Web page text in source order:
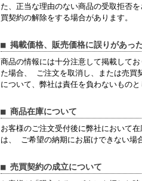
た、正当な理由のない商品の受取拒否
買契約の解除をする場合があります。
■ 掲載価格、販売価格に誤りがあっ
商品の情報には十分注意して掲載して
た場合、 ご注文を取消し、または売買
について、弊社は責任を負わないもの
■ 商品在庫について
お客様のご注文受付後に弊社において
は、 ご希望の納期にお届けできない場
■ 売買契約の成立について